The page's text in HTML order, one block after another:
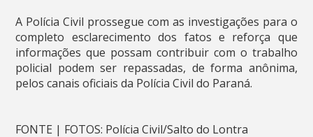
A Polícia Civil prossegue com as investigações para o
completo esclarecimento dos fatos e reforça que
informações que possam contribuir com o trabalho
policial podem ser repassadas, de forma anônima,
pelos canais oficiais da Polícia Civil do Paraná.
FONTE | FOTOS: Polícia Civil/Salto do Lontra